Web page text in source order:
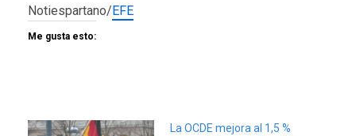
Notiespartano/EFE
Me gusta esto:
La OCDE mejora al 1,5 %